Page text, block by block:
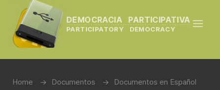
DEMOCRACIA PARTICIPATIVA
PARTICIPATORY DEMOCRACY
Home Documentos
Documentos en Español